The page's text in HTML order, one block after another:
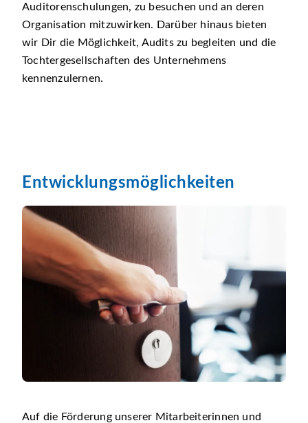
Auditorenschulungen, zu besuchen und an deren
Organisation mitzuwirken. Darüber hinaus bieten
wir Dir die Möglichkeit, Audits zu begleiten und die
Tochtergesellschaften des Unternehmens
kennenzulernen.
Entwicklungsmöglichkeiten
Auf die Förderung unserer Mitarbeiterinnen und